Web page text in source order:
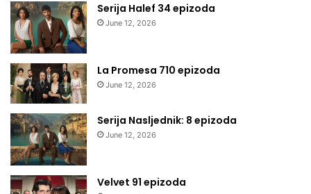
Serija Halef 34 epizoda
June 12, 2026
La Promesa 710 epizoda
June 12, 2026
Serija Nasljednik: 8 epizoda
June 12, 2026
Velvet 91 epizoda